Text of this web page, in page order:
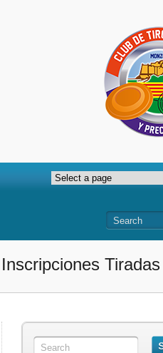
Inscripciones Tiradas